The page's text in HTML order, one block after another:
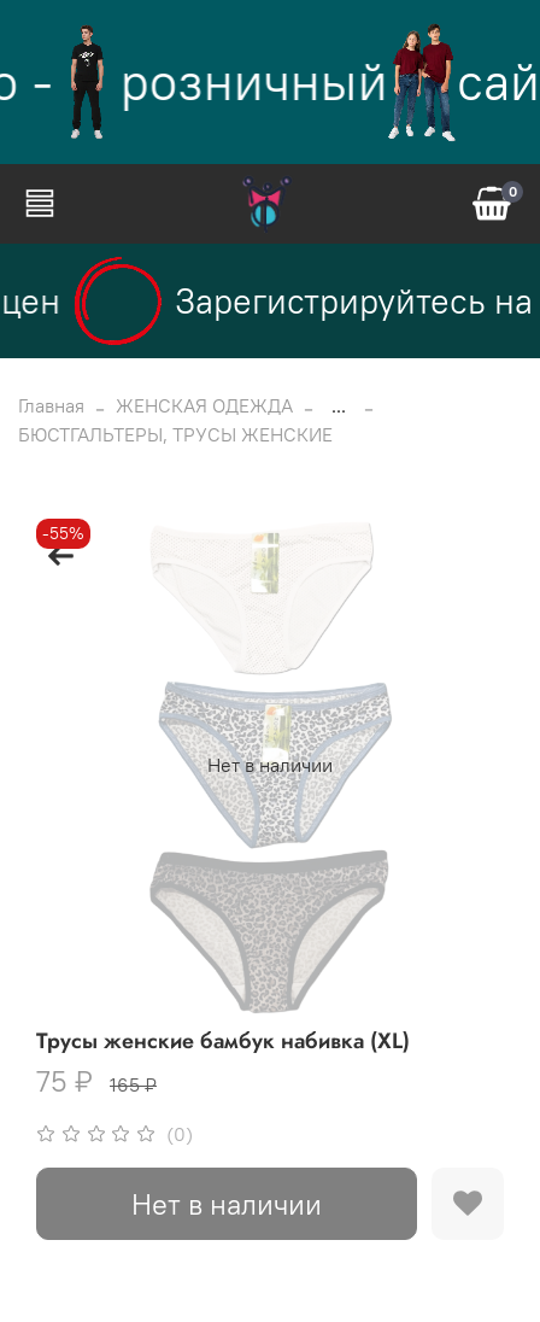
- розничный
0
Зарегистрируйтесь на
Главная ЖЕНСКАЯ ОДЕЖДА
...
БЮСТГАЛЬТЕРЫ, ТРУСЫ ЖЕНСКИЕ
Нет в наличии
-55%
(0)
Трусы женские бамбук набивка (XL)
75 ₽ 165 ₽
Нет в наличии